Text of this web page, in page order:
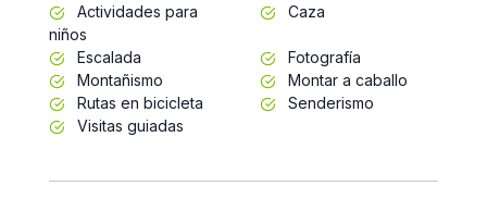
Actividades para
niños
Caza
Escalada
Fotografía
Montañismo
Montar a caballo
Rutas en bicicleta
Senderismo
Visitas guiadas